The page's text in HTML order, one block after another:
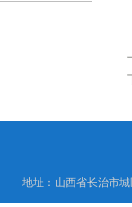
地址：山西省长治市